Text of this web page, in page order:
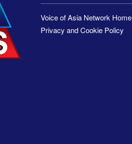
Voice of Asia Network Home
Privacy and Cookie Policy